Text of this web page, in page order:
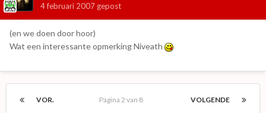
4 februari 2007 gepost
(en we doen door hoor)
Wat een interessante opmerking Niveath
VOR. VOLGENDE
Pagina 2 van 8